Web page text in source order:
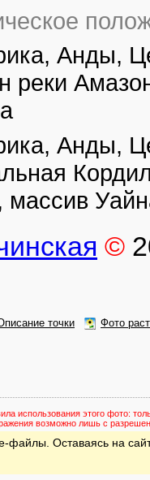
Анды,
реки
Анды,
массив
©
точки
Фото
использования этого фото:
возможно лишь с
файлы. Оставаясь на